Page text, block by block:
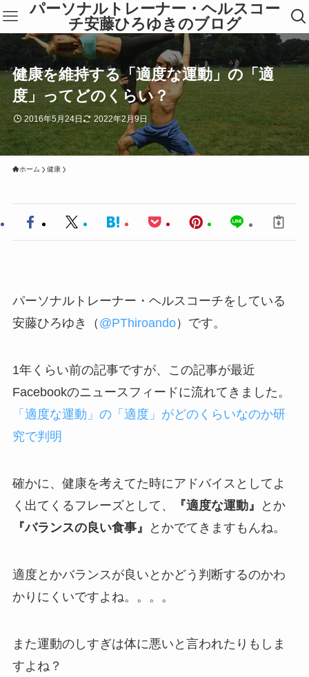
パーソナルトレーナー・ヘルスコー
チ安藤ひろゆきのブログ
健康を維持する「適度な運動」の「適
度」ってどのくらい？
2016年5月24日 2022年2月9日
ホーム 健康
パーソナルトレーナー・ヘルスコーチをしている
安藤ひろゆき（ @PThiroando）です。
1年くらい前の記事ですが、この記事が最近
Facebookのニュースフィードに流れてきました。
「適度な運動」の「適度」がどのくらいなのか研
究で判明
確かに、健康を考えてた時にアドバイスとしてよ
く出てくるフレーズとして、
『適度な運動』
とか
『バランスの良い食事』
とかでてきますもんね。
適度とかバランスが良いとかどう判断するのかわ
かりにくいですよね。。。。
また運動のしすぎは体に悪いと言われたりもしま
すよね？